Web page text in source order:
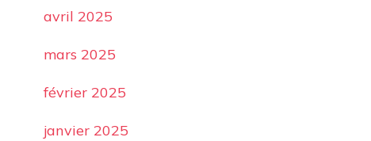
avril 2025
mars 2025
février 2025
janvier 2025